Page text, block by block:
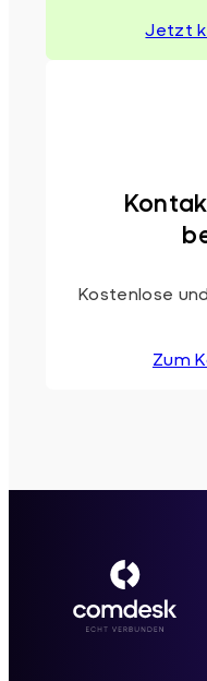
Jetzt
Kostenlose
Zum